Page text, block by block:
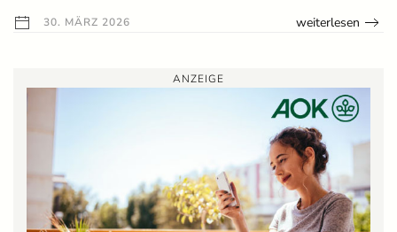
30. MÄRZ 2026 weiterlesen
ANZEIGE